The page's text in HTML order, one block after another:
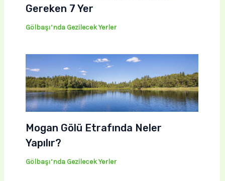
Gereken 7 Yer
Gölbaşı’nda Gezilecek Yerler
Mogan Gölü Etrafında Neler
Yapılır?
Gölbaşı’nda Gezilecek Yerler